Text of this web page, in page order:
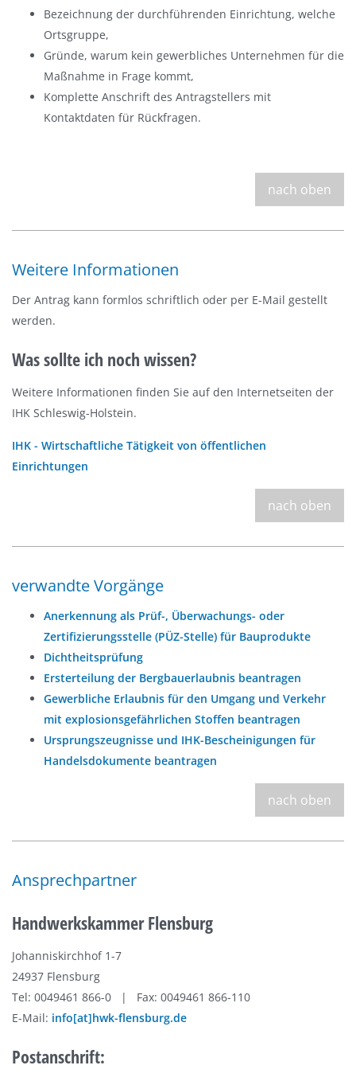
Bezeichnung der durchführenden Einrichtung, welche
Ortsgruppe,
Gründe, warum kein gewerbliches Unternehmen für die
Maßnahme in Frage kommt,
Komplette Anschrift des Antragstellers mit
Kontaktdaten für Rückfragen.
nach oben
Weitere Informationen
Der Antrag kann formlos schriftlich oder per E-Mail gestellt
werden.
Was sollte ich noch wissen?
Weitere Informationen finden Sie auf den Internetseiten der
IHK Schleswig-Holstein.
IHK - Wirtschaftliche Tätigkeit von öffentlichen
Einrichtungen
nach oben
verwandte Vorgänge
Anerkennung als Prüf-, Überwachungs- oder
Zertifizierungsstelle (PÜZ-Stelle) für Bauprodukte
Dichtheitsprüfung
Ersterteilung der Bergbauerlaubnis beantragen
Gewerbliche Erlaubnis für den Umgang und Verkehr
mit explosionsgefährlichen Stoffen beantragen
Ursprungszeugnisse und IHK-Bescheinigungen für
Handelsdokumente beantragen
nach oben
Ansprechpartner
Handwerkskammer Flensburg
Johanniskirchhof 1-7
24937 Flensburg
Tel: 0049461 866-0 | Fax: 0049461 866-110
E-Mail: info[at]hwk-flensburg.de
Postanschrift: